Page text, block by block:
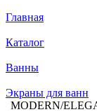
Главная
Каталог
Ванны
Экраны для ванн
MODERN/